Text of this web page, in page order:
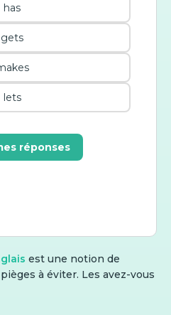
has
gets
lets
réponses
est une notion de
à éviter. Les avez-vous